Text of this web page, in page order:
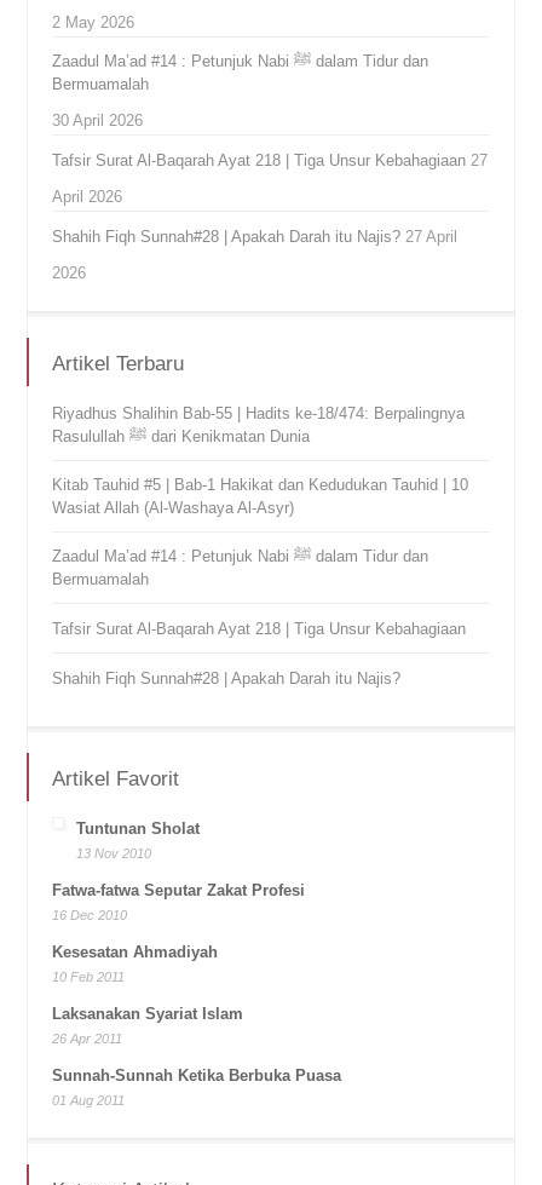
2 May 2026
Zaadul Ma’ad #14 : Petunjuk Nabi ﷺ dalam Tidur dan
Bermuamalah
30 April 2026
Tafsir Surat Al-Baqarah Ayat 218 | Tiga Unsur Kebahagiaan 27
April 2026
Shahih Fiqh Sunnah#28 | Apakah Darah itu Najis? 27 April
2026
Artikel Terbaru
Riyadhus Shalihin Bab-55 | Hadits ke-18/474: Berpalingnya
Rasulullah ﷺ dari Kenikmatan Dunia
Kitab Tauhid #5 | Bab-1 Hakikat dan Kedudukan Tauhid | 10
Wasiat Allah (Al-Washaya Al-Asyr)
Zaadul Ma’ad #14 : Petunjuk Nabi ﷺ dalam Tidur dan
Bermuamalah
Tafsir Surat Al-Baqarah Ayat 218 | Tiga Unsur Kebahagiaan
Shahih Fiqh Sunnah#28 | Apakah Darah itu Najis?
Artikel Favorit
Tuntunan Sholat
13 Nov 2010
Fatwa-fatwa Seputar Zakat Profesi
16 Dec 2010
Kesesatan Ahmadiyah
10 Feb 2011
Laksanakan Syariat Islam
26 Apr 2011
Sunnah-Sunnah Ketika Berbuka Puasa
01 Aug 2011